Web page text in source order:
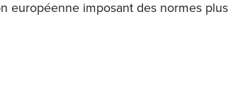
européenne imposant des normes plus